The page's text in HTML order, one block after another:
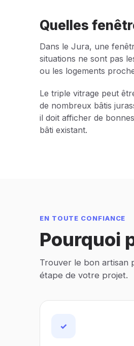
Quelles
Dans le Jura, une
situations ne sont pas
ou les logements
Le triple vitrage peut
de nombreux bâtis
il doit afficher de
bâti existant.
EN TOUTE CONFIANCE
Pourquoi
Trouver le bon artisan
étape de votre projet.
✓